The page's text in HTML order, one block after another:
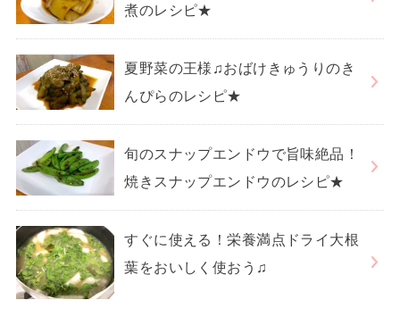
煮のレシピ★
夏野菜の王様♫おばけきゅうりのき
んぴらのレシピ★
旬のスナップエンドウで旨味絶品！
焼きスナップエンドウのレシピ★
すぐに使える！栄養満点ドライ大根
葉をおいしく使おう♫